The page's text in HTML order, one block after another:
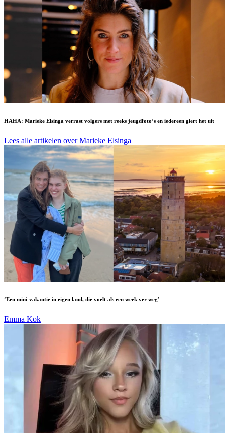
HAHA: Marieke Elsinga verrast volgers met reeks jeugdfoto’s en iedereen giert het uit
Lees alle artikelen over Marieke Elsinga
‘Een mini-vakantie in eigen land, die voelt als een week ver weg’
Emma Kok